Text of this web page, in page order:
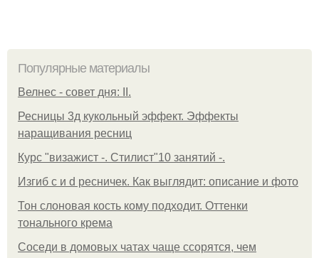
Популярные материалы
Велнес - совет дня: II.
Ресницы 3д кукольный эффект. Эффекты
наращивания ресниц
Курс "визажист -. Стилист"10 занятий -.
Изгиб c и d ресничек. Как выглядит: описание и фото
Тон слоновая кость кому подходит. Оттенки
тонального крема
Соседи в домовых чатах чаще ссорятся, чем